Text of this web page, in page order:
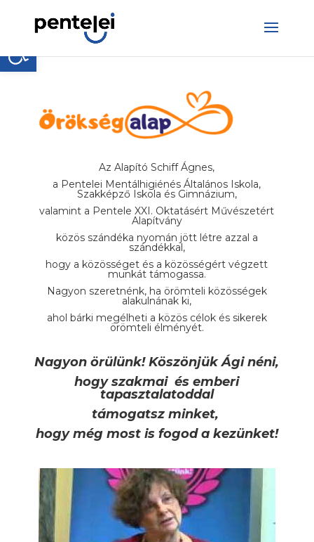
Eszköztár megnyitása
Az Alapító Schiff Ágnes,
a Pentelei Mentálhigiénés Általános Iskola,
Szakképző Iskola és Gimnázium,
valamint a Pentele XXI. Oktatásért Művészetért
Alapítvány
közös szándéka nyomán jött létre azzal a
szándékkal,
hogy a közösséget és a közösségért végzett
munkát támogassa.
Nagyon szeretnénk, ha örömteli közösségek
alakulnának ki,
ahol bárki megélheti a közös célok és sikerek
örömteli élményét.
Nagyon örülünk! Köszönjük Ági néni,
hogy szakmai és emberi
tapasztalatoddal
támogatsz minket,
hogy még most is fogod a kezünket!